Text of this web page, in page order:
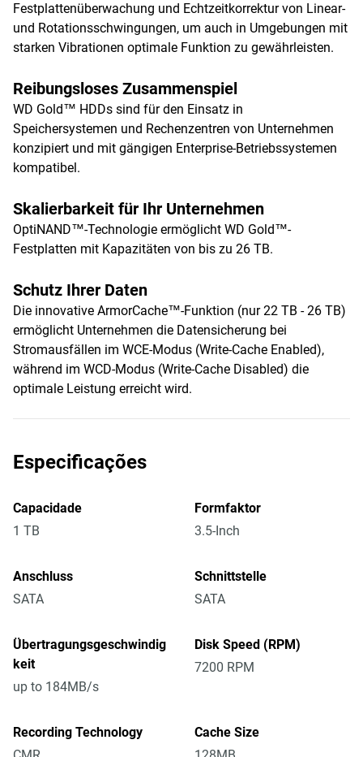
Festplattenüberwachung und Echtzeitkorrektur von Linear-
und Rotationsschwingungen, um auch in Umgebungen mit
starken Vibrationen optimale Funktion zu gewährleisten.
Reibungsloses Zusammenspiel
WD Gold™ HDDs sind für den Einsatz in
Speichersystemen und Rechenzentren von Unternehmen
konzipiert und mit gängigen Enterprise-Betriebssystemen
kompatibel.
Skalierbarkeit für Ihr Unternehmen
OptiNAND™-Technologie ermöglicht WD Gold™-
Festplatten mit Kapazitäten von bis zu 26 TB.
Schutz Ihrer Daten
Die innovative ArmorCache™-Funktion (nur 22 TB - 26 TB)
ermöglicht Unternehmen die Datensicherung bei
Stromausfällen im WCE-Modus (Write-Cache Enabled),
während im WCD-Modus (Write-Cache Disabled) die
optimale Leistung erreicht wird.
Especificações
Capacidade
1 TB
Formfaktor
3.5-Inch
Anschluss
SATA
Schnittstelle
SATA
Übertragungsgeschwindig
keit
up to 184MB/s
Disk Speed (RPM)
7200 RPM
Recording Technology
Cache Size